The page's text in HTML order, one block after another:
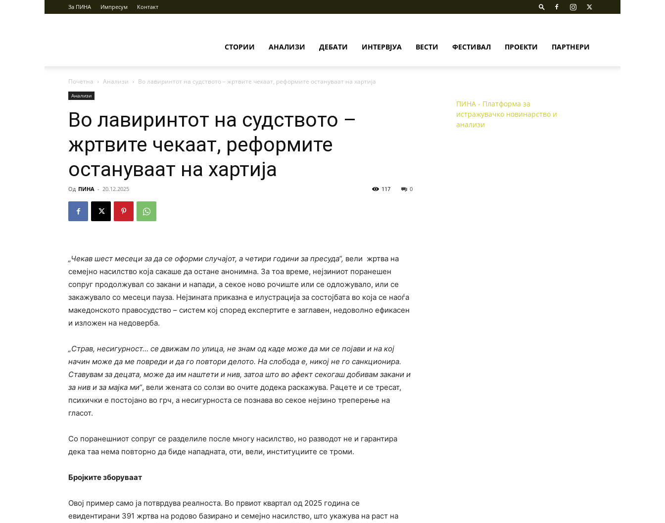
За ПИНА Импресум Контакт
СТОРИИ АНАЛИЗИ ДЕБАТИ ИНТЕРВЈУА ВЕСТИ ФЕСТИВАЛ ПРОЕКТИ ПАРТНЕРИ
Почетна Анализи Во лавиринтот на судството – жртвите чекаат, реформите остануваат на хартија
Анализи
Во лавиринтот на судството –
жртвите чекаат, реформите
остануваат на хартија
Од ПИНА - 20.12.2025 0
117
„Чекав шест месеци за да се оформи случајот, а четири години за пресуда“, вели жртва на
семејно насилство која сакаше да остане анонимна. За тоа време, нејзиниот поранешен
сопруг продолжувал со закани и напади, а секое ново рочиште или се одложувало, или се
закажувало со месеци пауза. Нејзината приказна е илустрација за состојбата во која се наоѓа
македонското правосудство – систем кој според експертите е заглавен, недоволно ефикасен
и изложен на недоверба.
„Страв, несигурност… се движам по улица, не знам од каде може да ми се појави и на кој
начин може да ме повреди и да го повтори делото. На слобода е, никој не го санкционира.
Ставувам за децата, може да им наштети и нив, затоа што во афект секогаш добивам закани и
за нив и за мајка ми“, вели жената со солзи во очите додека раскажува. Рацете и се тресат,
психички е постојано во грч, а несигурноста се познава во секое нејзино треперење на
гласот.
Со поранешниот сопруг се разделиле после многу насилство, но разводот не и гарантира
дека таа нема повторно да биде нападната, оти, вели, институциите се троми.
Бројките зборуваат
Овој пример само ја потврдува реалноста. Во првиот квартал од 2025 година се
евидентирани 391 жртва на родово базирано и семејно насилство, што укажува на раст на
ПИНА - Платформа за
истражувачко новинарство и
анализи